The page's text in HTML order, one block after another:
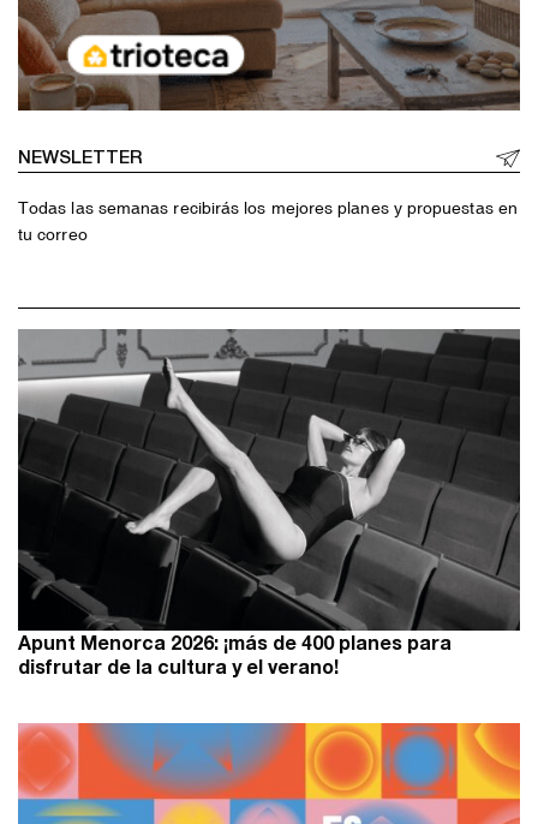
NEWSLETTER
Todas las semanas recibirás los mejores planes y propuestas en
tu correo
Apunt Menorca 2026: ¡más de 400 planes para
disfrutar de la cultura y el verano!